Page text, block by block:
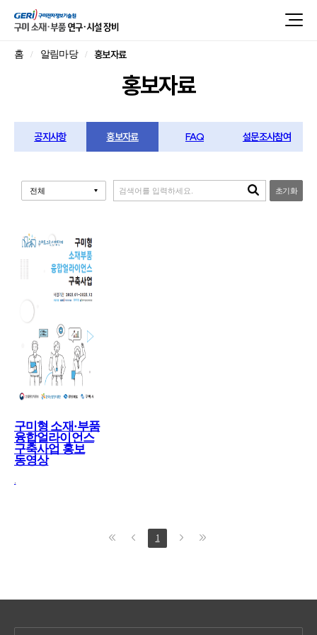
홈 알림마당 홍보자료
홍보자료
공지사항 홍보자료 FAQ 설문조사참여
초기화
구미형 소재·부품
융합얼라이언스
구축사업 홍보
동영상
.
1